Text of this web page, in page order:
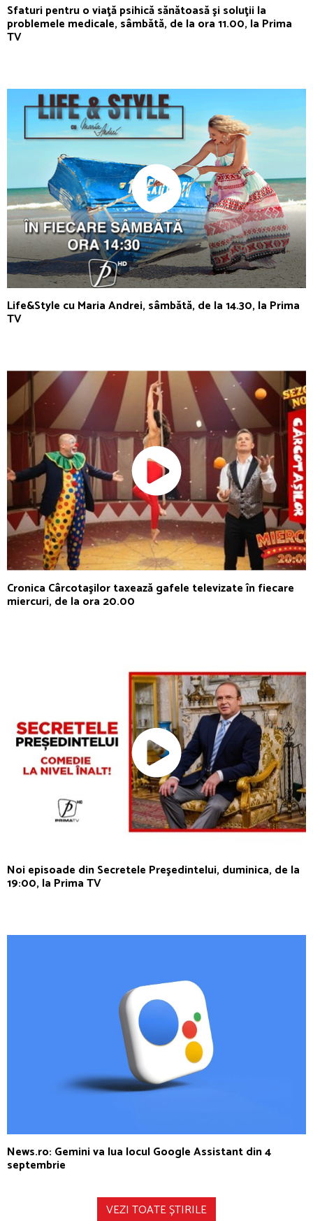
Sfaturi pentru o viaţă psihică sănătoasă şi soluţii la
problemele medicale, sâmbătă, de la ora 11.00, la Prima
TV
Life&Style cu Maria Andrei, sâmbătă, de la 14.30, la Prima
TV
Cronica Cârcotaşilor taxează gafele televizate în fiecare
miercuri, de la ora 20.00
Noi episoade din Secretele Preşedintelui, duminica, de la
19:00, la Prima TV
News.ro: Gemini va lua locul Google Assistant din 4
septembrie
VEZI TOATE ȘTIRILE